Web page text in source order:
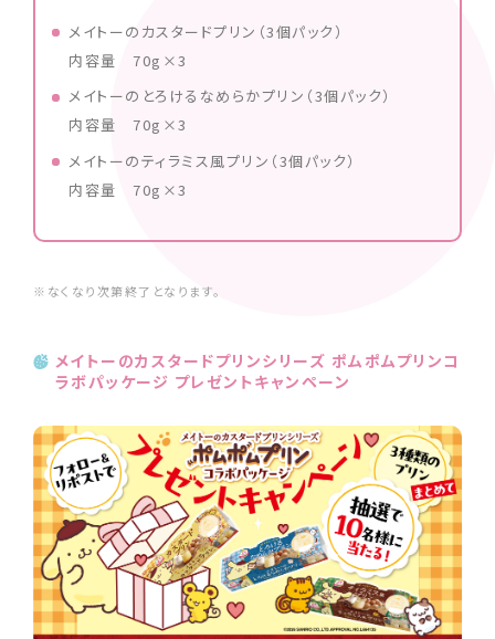
メイトーのカスタードプリン（3個パック）
内容量 70g×3
メイトーのとろけるなめらかプリン（3個パック）
内容量 70g×3
メイトーのティラミス風プリン（3個パック）
内容量 70g×3
※なくなり次第終了となります。
メイトーのカスタードプリンシリーズ ポムポムプリンコ
ラボパッケージ プレゼントキャンペーン